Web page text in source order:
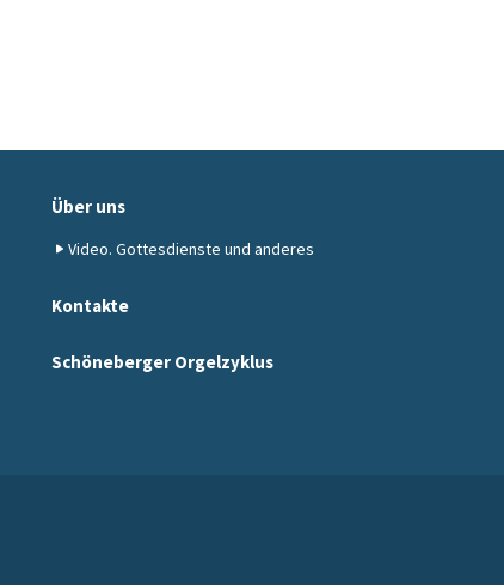
Über uns
Video. Gottesdienste und anderes
Kontakte
Schöneberger Orgelzyklus